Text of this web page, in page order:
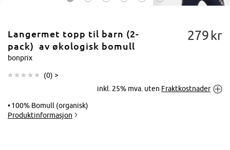
forstørre
Langermet topp til barn (2-
pack) av økologisk bomull
bonprix
(0) >
279 kr
inkl. 25% mva. uten Fraktkostnader
100% Bomull (organisk)
Produktinformasjon